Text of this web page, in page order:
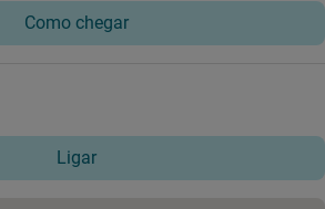
Como chegar
Ligar